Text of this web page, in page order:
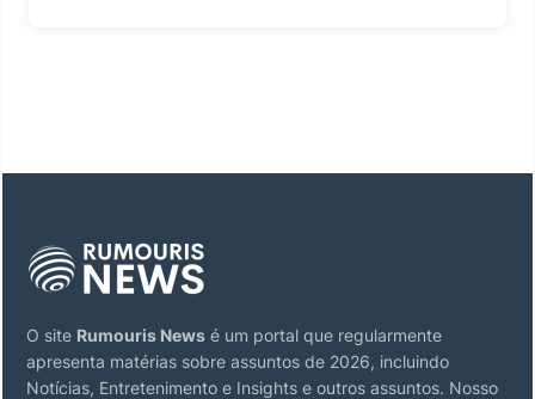
O site Rumouris News é um portal que regularmente
apresenta matérias sobre assuntos de 2026, incluindo
Notícias, Entretenimento e Insights e outros assuntos. Nosso